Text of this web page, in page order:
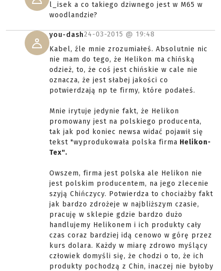
l_isek a co takiego dziwnego jest w M65 w
woodlandzie?
you-dash24-03-2015 @ 19:48
Kabel, źle mnie zrozumiałeś. Absolutnie nic
nie mam do tego, że Helikon ma chińską
odzież, to, że coś jest chińskie w cale nie
oznacza, że jest słabej jakości co
potwierdzają np te firmy, które podałeś.
Mnie irytuje jedynie fakt, że Helikon
promowany jest na polskiego producenta,
tak jak pod koniec newsa widać pojawił się
tekst "wyprodukowała polska firma Helikon-
Tex".
Owszem, firma jest polska ale Helikon nie
jest polskim producentem, na jego zlecenie
szyją Chińczycy. Potwierdza to chociażby fakt
jak bardzo zdrożeje w najbliższym czasie,
pracuję w sklepie gdzie bardzo dużo
handlujemy Helikonem i ich produkty cały
czas coraz bardziej idą cenowo w górę przez
kurs dolara. Każdy w miarę zdrowo myślący
człowiek domyśli się, że chodzi o to, że ich
produkty pochodzą z Chin, inaczej nie byłoby